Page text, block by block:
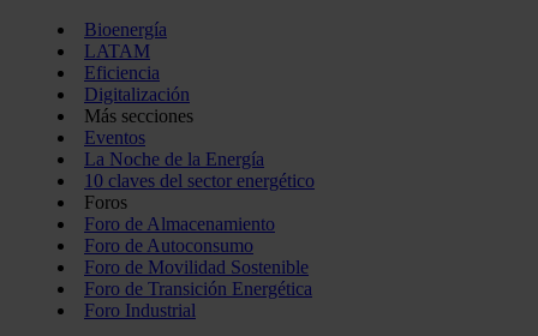
Bioenergía
LATAM
Eficiencia
Digitalización
Más secciones
Eventos
La Noche de la Energía
10 claves del sector energético
Foros
Foro de Almacenamiento
Foro de Autoconsumo
Foro de Movilidad Sostenible
Foro de Transición Energética
Foro Industrial